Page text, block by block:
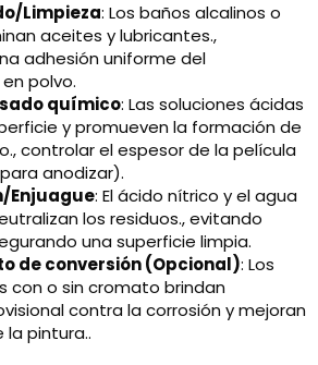
Limpieza: Los baños alcalinos o
aceites y lubricantes.,
adhesión uniforme del
polvo.
químico: Las soluciones ácidas
y promueven la formación de
controlar el espesor de la película
anodizar).
Enjuague: El ácido nítrico y el agua
los residuos., evitando
una superficie limpia.
de conversión (Opcional): Los
con o sin cromato brindan
contra la corrosión y mejoran
la pintura..